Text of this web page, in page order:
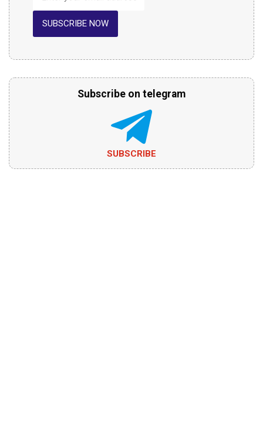
SUBSCRIBE NOW
Subscribe on telegram
SUBSCRIBE